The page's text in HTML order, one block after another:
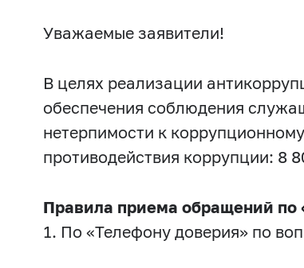
Уважаемые заявители!
В целях реализации
обеспечения соблюдения
нетерпимости к
противодействия коррупции: 8
Правила приема обращений по
1. По «Телефону доверия» по